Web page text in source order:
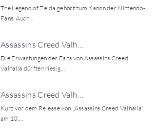
The Legend of Zelda gehört zum Kanon der Nintendo-
Fans. Auch…
Assassins Creed Valh…
Die Erwartungen der Fans von Assassins Creed
Valhalla dürften riesig…
Assassins Creed Valh…
Kurz vor dem Release von „Assassins Creed Valhalla“
am 10.…